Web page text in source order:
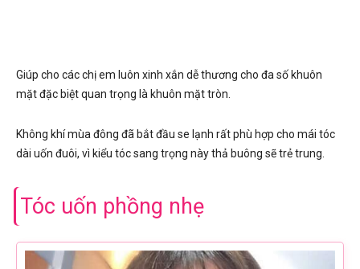
Giúp cho các chị em luôn xinh xắn dễ thương cho đa số khuôn
mặt đặc biệt quan trọng là khuôn mặt tròn.
Không khí mùa đông đã bắt đầu se lạnh rất phù hợp cho mái tóc
dài uốn đuôi, vì kiểu tóc sang trọng này thả buông sẽ trẻ trung.
Tóc uốn phồng nhẹ